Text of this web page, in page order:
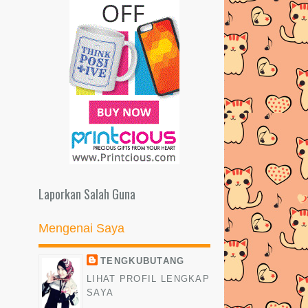
Laporkan Salah Guna
Mengenai Saya
TENGKUBUTANG
LIHAT PROFIL LENGKAP
SAYA